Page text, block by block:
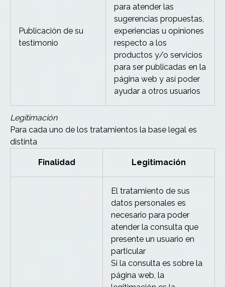
Publicación de su
testimonio
para atender las
sugerencias propuestas,
experiencias u opiniones
respecto a los
productos y/o servicios
para ser publicadas en la
página web y así poder
ayudar a otros usuarios
Legitimación
Para cada uno de los tratamientos la base legal es
distinta
Finalidad Legitimación
El tratamiento de sus
datos personales es
necesario para poder
atender la consulta que
presente un usuario en
particular
Si la consulta es sobre la
página web, la